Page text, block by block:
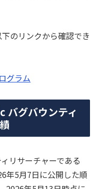
のリンクから確認でき
グラム
グバウンティ
リサーチャーである
年5月7日に公開した順